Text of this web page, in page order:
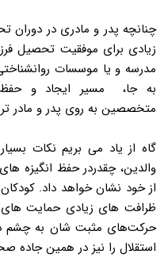
چنانچه پدر و مادری در دوران
زیادی برای موفقیت تحصیل
مدرسه و یا موسسات
به جا، مسیر ایجاد و حفظ
متخصصین به روی پدر و مادر
گاه از یاد می بریم نکات
والدین، چقدردر حفظ انگیزه
از خود نشان خواهد داد.
ظرافت های زیادی حمایت
حرکت‌های مثبت شان به چشم
استقلال را نیز در همین جاده